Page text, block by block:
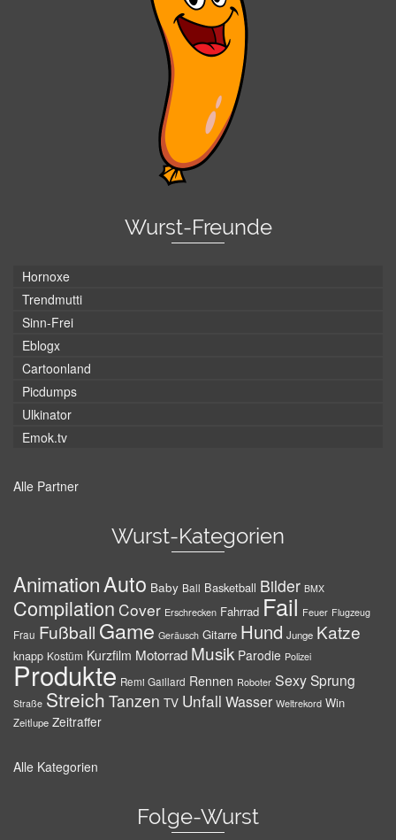
Wurst-Freunde
Hornoxe
Trendmutti
Sinn-Frei
Eblogx
Cartoonland
Picdumps
Ulkinator
Emok.tv
Alle Partner
Wurst-Kategorien
AnimationAuto Baby Ball Basketball Bilder BMX
Compilation Cover Erschrecken Fahrrad Fail Feuer Flugzeug
Frau Fußball Game Geräusch Gitarre Hund Junge Katze
knapp Kostüm Kurzfilm Motorrad Musik Parodie Polizei
Produkte Remi Gaillard Rennen Roboter SexySprung
Straße Streich Tanzen TV Unfall Wasser Weltrekord Win
Zeitlupe Zeitraffer
Alle Kategorien
Folge-Wurst